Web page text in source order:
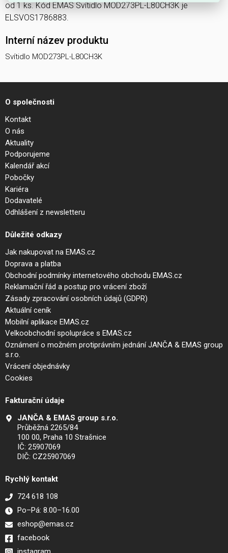
od 1 ks. Kód EMAS Svítidlo MOD273PL-L80CH3K je
ELSVOS1786883.
Interní název produktu
Svítidlo MOD273PL-L80CH3K
O společnosti
Kontakt
O nás
Aktuality
Podporujeme
Kalendář akcí
Pobočky
Kariéra
Dodavatelé
Odhlášení z newsletteru
Důležité odkazy
Jak nakupovat na EMAS.cz
Doprava a platba
Obchodní podmínky internetového obchodu EMAS.cz
Reklamační řád a postup pro vrácení zboží
Zásady zpracování osobních údajů (GDPR)
Aktuální ceník
Mobilní aplikace EMAS.cz
Velkoobchodní spolupráce s EMAS.cz
Oznámení o možném protiprávním jednání JANČA & EMAS group
s.r.o.
Vrácení objednávky
Cookies
Fakturační údaje
JANČA & EMAS group s.r.o.
Průběžná 2265/84
100 00, Praha 10 Strašnice
IČ: 25907069
DIČ: CZ25907069
Rychlý kontakt
724 618 108
Po–Pá: 8.00–16.00
eshop@emas.cz
facebook